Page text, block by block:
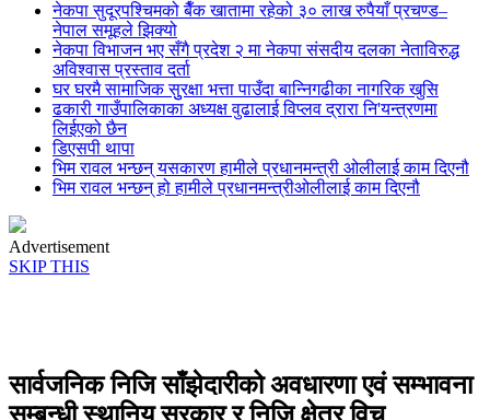
नेकपा सुदूरपश्चिमको बैँक खातामा रहेको ३० लाख रुपैयाँ प्रचण्ड–
नेपाल समूहले झिक्य‍ो
नेकपा विभाजन भए सँगै प्रदेश २ मा नेकपा संसदीय दलका नेताविरुद्ध
अविश्वास प्रस्ताव दर्ता
घर घरमै सामाजिक सुुरक्षा भत्ता पाउँदा बान्निगढीका नागरिक खुसि
ढकारी गाउँपालिकाका अध्यक्ष वुढालाई विप्लव द्रारा नि'यन्त्रणमा
लिईएको छैन
डिएसपी थापा
भिम रावल भन्छन् यसकारण हामीले प्रधानमन्त्री ओलीलाई काम दिएनौ
भिम रावल भन्छन् हो हामीले प्रधानमन्त्रीओलीलाई काम दिएनौ
Advertisement
SKIP THIS
सार्वजनिक निजि साँझेदारीको अवधारणा एवं सम्भावना